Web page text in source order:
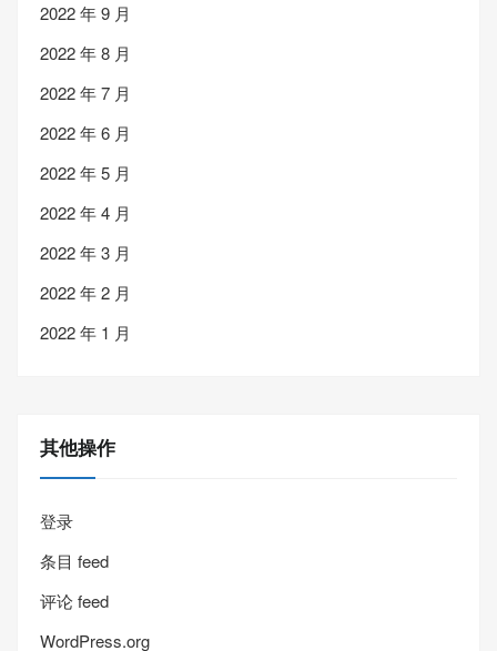
2022 年 9 月
2022 年 8 月
2022 年 7 月
2022 年 6 月
2022 年 5 月
2022 年 4 月
2022 年 3 月
2022 年 2 月
2022 年 1 月
其他操作
登录
条目 feed
评论 feed
WordPress.org